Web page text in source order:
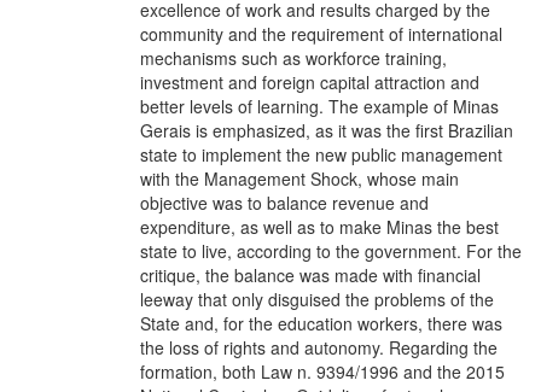
excellence of work and results charged by the
community and the requirement of international
mechanisms such as workforce training,
investment and foreign capital attraction and
better levels of learning. The example of Minas
Gerais is emphasized, as it was the first Brazilian
state to implement the new public management
with the Management Shock, whose main
objective was to balance revenue and
expenditure, as well as to make Minas the best
state to live, according to the government. For the
critique, the balance was made with financial
leeway that only disguised the problems of the
State and, for the education workers, there was
the loss of rights and autonomy. Regarding the
formation, both Law n. 9394/1996 and the 2015